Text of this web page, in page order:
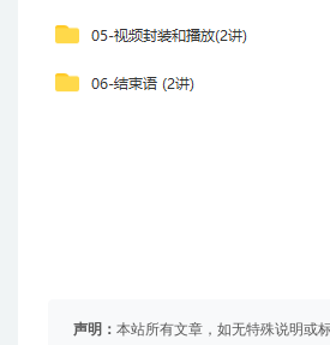
声明： 本站所有文章，如无特殊说明或